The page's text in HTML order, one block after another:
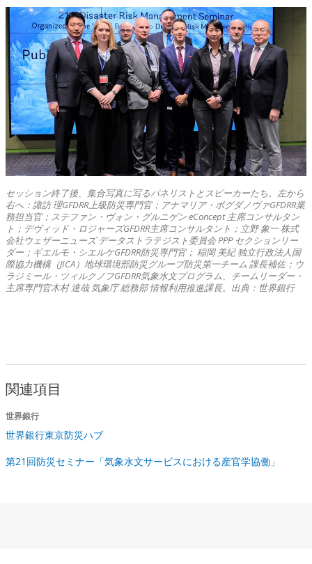
セッション終了後、集合写真に写るパネリストとスピーカーたち。左から
右へ：諏訪 理GFDRR上級防災専門官；アナマリア・ボグダノヴァGFDRR業
務担当官；ステファン・ヴォン・グルニゲン eConcept 主席コンサルタン
ト；デヴィッド・ロジャーズGFDRR主席コンサルタント；立野 象一 株式
会社ウェザーニューズ データストラテジスト委員会 PPP セクションリー
ダー；ギエルモ・シエルケGFDRR防災専門官； 稲岡 美紀 独立行政法人国
際協力機構（JICA）地球環境部防災グループ防災第一チーム 課長補佐；ウ
ラジミール・ツィルクノフGFDRR気象水文プログラム、チームリーダー・
主席専門官木村 達哉 気象庁 総務部 情報利用推進課長。出典：世界銀行
関連項目
世界銀行
世界銀行東京防災ハブ
第21回防災セミナー「気象水文サービスにおける産官学協働」